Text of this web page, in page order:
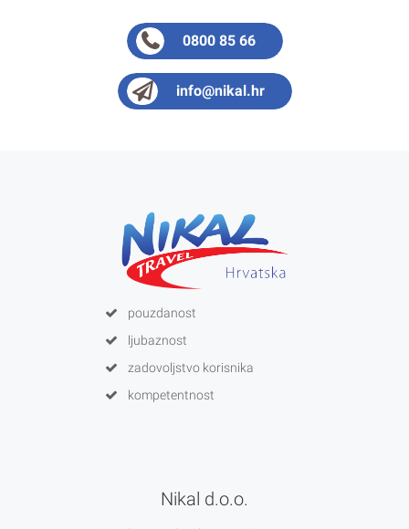
0800 85 66
info@nikal.hr
pouzdanost
ljubaznost
zadovoljstvo korisnika
kompetentnost
Nikal d.o.o.